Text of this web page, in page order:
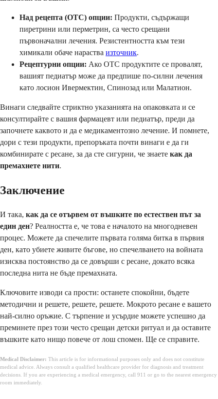
Над рецепта (OTC) опции: Продукти, съдържащи
пиретрини или перметрин, са често срещани
първоначални лечения. Резистентността към тези
химикали обаче нараства източник.
Рецептурни опции: Ако OTC продуктите се провалят,
вашият педиатър може да предпише по-силни лечения
като лосион Ивермектин, Спинозад или Малатион.
Винаги следвайте стриктно указанията на опаковката и се
консултирайте с вашия фармацевт или педиатър, преди да
започнете каквото и да е медикаментозно лечение. И помнете,
дори с тези продукти, препоръката почти винаги е да ги
комбинирате с ресане, за да сте сигурни, че знаете как да
премахнете нити.
Заключение
И така, как да се отървем от въшките по естествен път за
един ден? Реалността е, че това е началото на многодневен
процес. Можете да спечелите първата голяма битка в първия
ден, като убиете живите бъгове, но спечелването на войната
изисква постоянство да се довърши с ресане, докато всяка
последна нита не бъде премахната.
Ключовите изводи са прости: останете спокойни, бъдете
методични и решете, решете, решете. Мокрото ресане е вашето
най-силно оръжие. С търпение и усърдие можете успешно да
преминете през този често срещан детски ритуал и да оставите
въшките като нищо повече от лош спомен. Ще се справите.
Medical Disclaimer: This article is for informational purposes only and does not constitute
medical advice. Always consult a qualified healthcare provider for diagnosis and treatment
decisions. If you are experiencing a medical emergency, call 911 or go to the nearest emergency
room immediately.